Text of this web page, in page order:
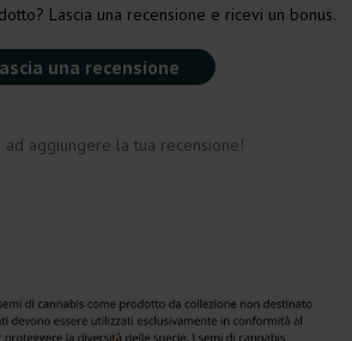
Lascia una recensione e ricevi un bonus.
una recensione
ad aggiungere la tua recensione!